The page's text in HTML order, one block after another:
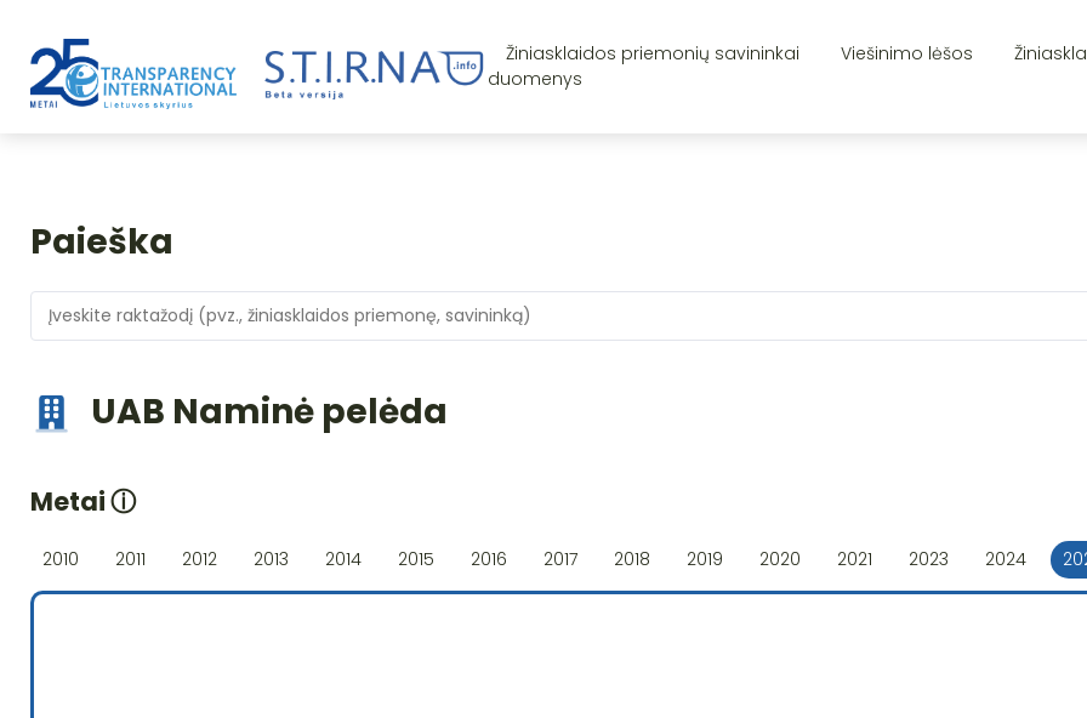
Žiniasklaidos priemonių savininkai Viešinimo lėšos
duomenys
Paieška
UAB Naminė pelėda
Metaiⓘ
2010 2011 2012 2013 2014 2015 2016 2017 2018 2019 2020 2021 2023 2024